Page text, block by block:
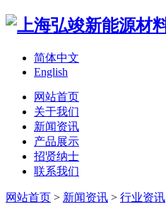
简体中文
English
网站首页
关于我们
新闻资讯
产品展示
招贤纳士
联系我们
网站首页 > 新闻资讯 > 行业资讯